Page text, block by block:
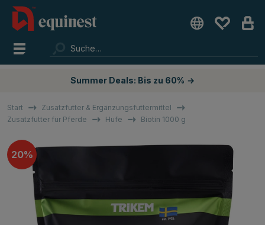
Summer Deals: Bis zu 60% →
Start
Zusatzfutter & Ergänzungsfuttermittel
Zusatzfutter für Pferde
Hufe Biotin 1000 g
20